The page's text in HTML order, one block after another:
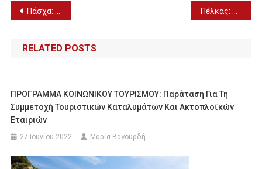
Πλοήγηση
άρθρων
Πάσχα: Πληρότητες που αγγίζουν το 100% στα ξενοδοχεία για το τριήμερο του Πάσχα
RELATED POSTS
ΠΡΟΓΡΑΜΜΑ ΚΟΙΝΩΝΙΚΟΥ ΤΟΥΡΙΣΜΟΥ: Παράταση Για Τη
Συμμετοχή Τουριστικών Καταλυμάτων Και Ακτοπλοϊκών
Εταιριών
27 Ιουνίου 2022 Μαρία Βαγουρδή